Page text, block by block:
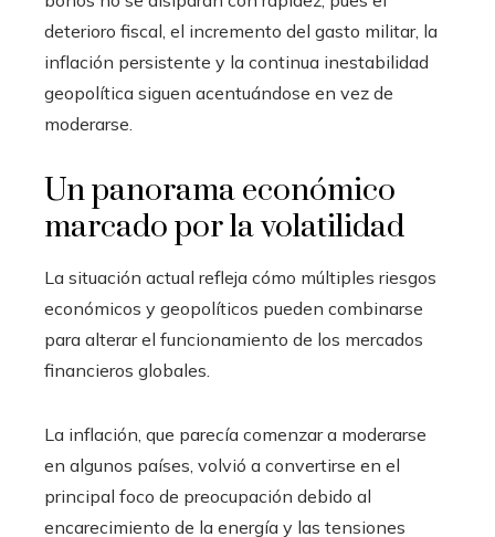
deterioro fiscal, el incremento del gasto militar, la
inflación persistente y la continua inestabilidad
geopolítica siguen acentuándose en vez de
moderarse.
Un panorama económico
marcado por la volatilidad
La situación actual refleja cómo múltiples riesgos
económicos y geopolíticos pueden combinarse
para alterar el funcionamiento de los mercados
financieros globales.
La inflación, que parecía comenzar a moderarse
en algunos países, volvió a convertirse en el
principal foco de preocupación debido al
encarecimiento de la energía y las tensiones